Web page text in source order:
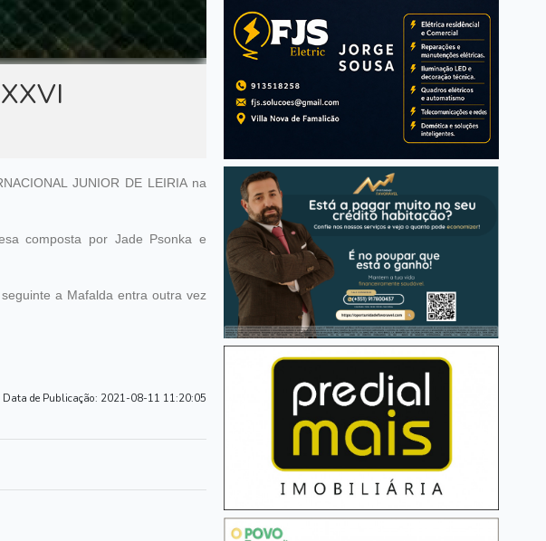
JUNIOR DE LEIRIA na
composta por Jade Psonka e
a Mafalda entra outra vez
Data de Publicação: 2021-08-11 11:20:05